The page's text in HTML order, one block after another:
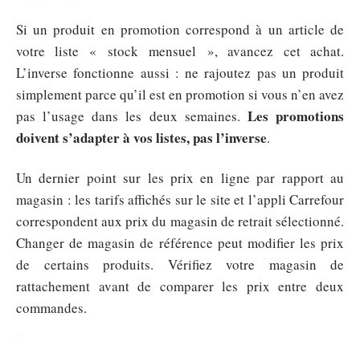
Si un produit en promotion correspond à un article de
votre liste « stock mensuel », avancez cet achat.
L’inverse fonctionne aussi : ne rajoutez pas un produit
simplement parce qu’il est en promotion si vous n’en avez
pas l’usage dans les deux semaines. Les promotions
doivent s’adapter à vos listes, pas l’inverse.
Un dernier point sur les prix en ligne par rapport au
magasin : les tarifs affichés sur le site et l’appli Carrefour
correspondent aux prix du magasin de retrait sélectionné.
Changer de magasin de référence peut modifier les prix
de certains produits. Vérifiez votre magasin de
rattachement avant de comparer les prix entre deux
commandes.